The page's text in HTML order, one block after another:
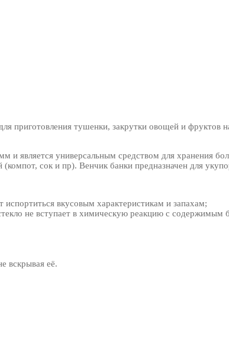
приготовления тушенки, закрутки овощей и фруктов
является универсальным средством для хранения
сок и пр). Венчик банки предназначен для
испортиться вкусовым характеристикам и запахам;
не вступает в химическую реакцию с содержимым
вскрывая её.